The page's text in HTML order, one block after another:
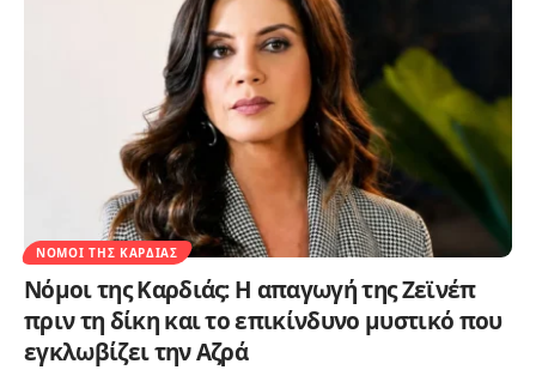
ΝΌΜΟΙ ΤΗΣ ΚΑΡΔΙΆΣ
Νόμοι της Καρδιάς: Η απαγωγή της Ζεϊνέπ
πριν τη δίκη και το επικίνδυνο μυστικό που
εγκλωβίζει την Αζρά